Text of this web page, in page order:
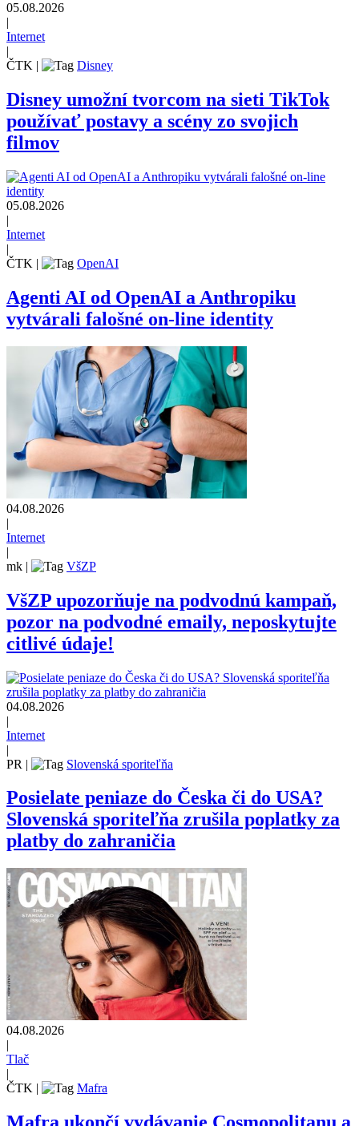
05.08.2026
|
Internet
|
ČTK | Disney
Disney umožní tvorcom na sieti TikTok
používať postavy a scény zo svojich
filmov
05.08.2026
|
Internet
|
ČTK | OpenAI
Agenti AI od OpenAI a Anthropiku
vytvárali falošné on-line identity
04.08.2026
|
Internet
|
mk | VšZP
VšZP upozorňuje na podvodnú kampaň,
pozor na podvodné emaily, neposkytujte
citlivé údaje!
04.08.2026
|
Internet
|
PR | Slovenská sporiteľňa
Posielate peniaze do Česka či do USA?
Slovenská sporiteľňa zrušila poplatky za
platby do zahraničia
04.08.2026
|
Tlač
|
ČTK | Mafra